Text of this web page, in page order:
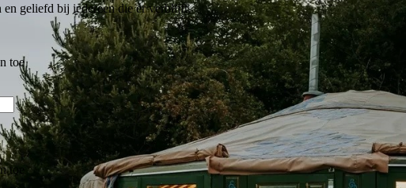
geliefd bij iedereen die er verblijft.
toe
toe